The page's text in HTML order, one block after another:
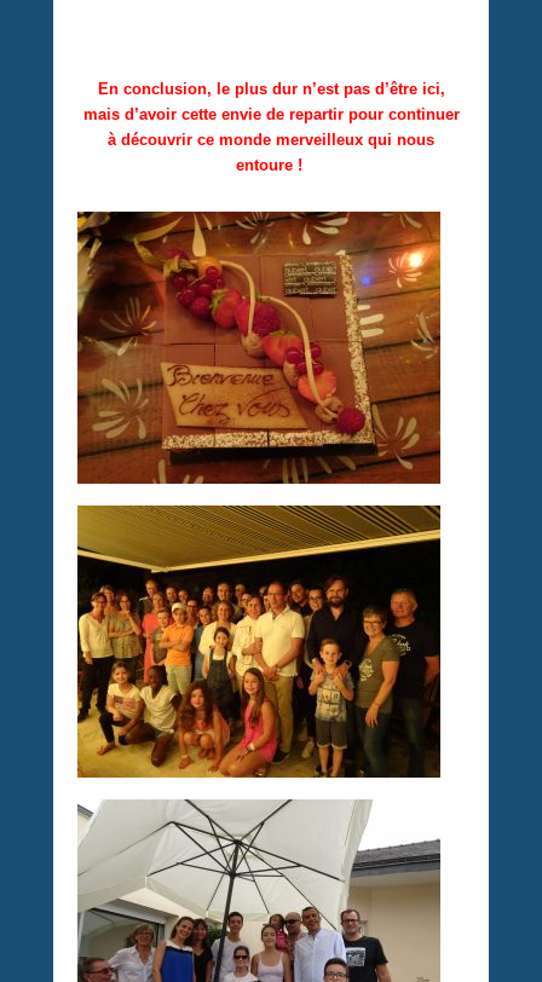
En conclusion, le plus dur n’est pas d’être ici,
mais d’avoir cette envie de repartir pour continuer
à découvrir ce monde merveilleux qui nous
entoure !